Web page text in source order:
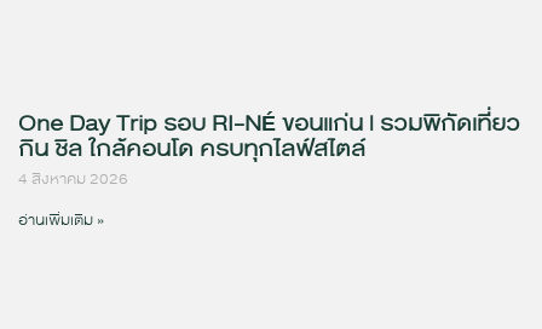
One Day Trip รอบ RI-NÉ ขอนแก่น | รวมพิกัดเที่ยว
กิน ชิล ใกล้คอนโด ครบทุกไลฟ์สไตล์
4 สิงหาคม 2026
อ่านเพิ่มเติม »